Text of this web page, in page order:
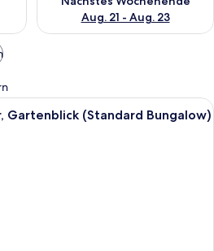
Aug. 21 - Aug. 23
Ein Gebäude mit einem Strohdach
Gartenblick (Standard Bungalow)